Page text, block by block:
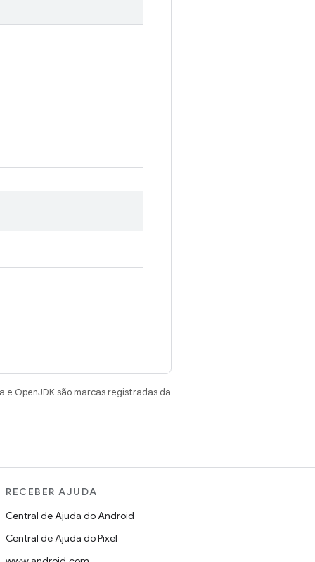
e OpenJDK são marcas registradas da
RECEBER AJUDA
Central de Ajuda do Android
Central de Ajuda do Pixel